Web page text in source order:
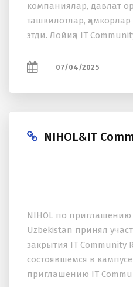
компаниялар, давлат
ташкилотлар,
этди. Лойиҳа IT
Республикаси рақамли
07/04/2025
NIHOL&IT
NIHOL по приглашению
Uzbekistan принял
закрытия IT Community
состоявшемся в
приглашению IT